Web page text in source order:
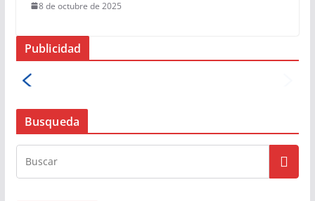
8 de octubre de 2025
Publicidad
Busqueda